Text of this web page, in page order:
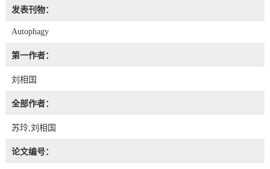
发表刊物：
Autophagy
第一作者：
刘相国
全部作者：
苏玲,刘相国
论文编号：